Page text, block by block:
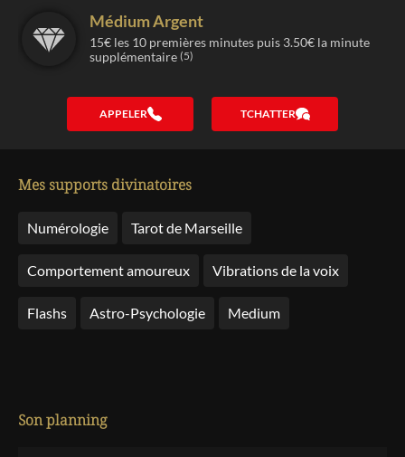
Médium Argent
15€ les 10 premières minutes puis 3.50€ la minute
supplémentaire (5)
APPELER TCHATTER
Mes supports divinatoires
Numérologie Tarot de Marseille
Comportement amoureux Vibrations de la voix
Flashs Astro-Psychologie Medium
Son planning